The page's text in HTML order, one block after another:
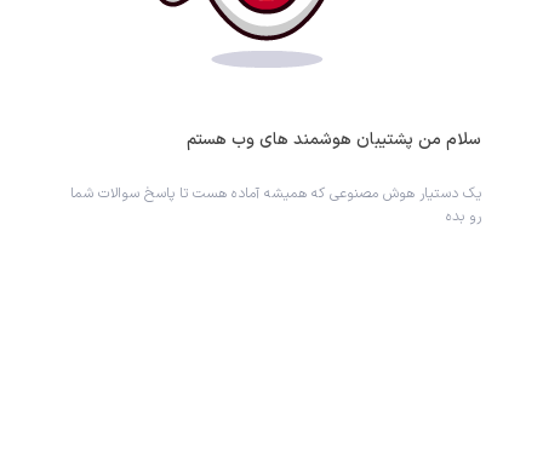
سلام من پشتیبان هوشمند های وب هستم
یک دستیار هوش مصنوعی که همیشه آماده هست تا پاسخ سوالات شما
رو بده